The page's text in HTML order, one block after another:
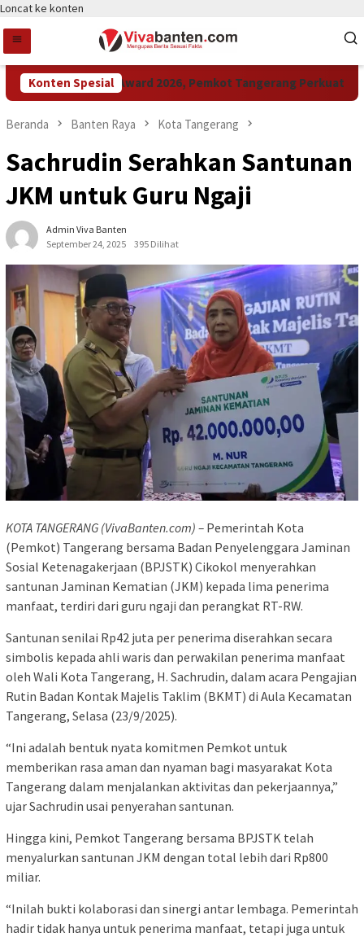
Loncat ke konten
Konten Spesial
Raih LPM Award 2026, Pemkot Tangerang Perkuat
Beranda Banten Raya Kota Tangerang
Sachrudin Serahkan Santunan
JKM untuk Guru Ngaji
Admin Viva Banten
September 24, 2025
395 Dilihat
KOTA TANGERANG (VivaBanten.com) – Pemerintah Kota
(Pemkot) Tangerang bersama Badan Penyelenggara Jaminan
Sosial Ketenagakerjaan (BPJSTK) Cikokol menyerahkan
santunan Jaminan Kematian (JKM) kepada lima penerima
manfaat, terdiri dari guru ngaji dan perangkat RT-RW.
Santunan senilai Rp42 juta per penerima diserahkan secara
simbolis kepada ahli waris dan perwakilan penerima manfaat
oleh Wali Kota Tangerang, H. Sachrudin, dalam acara Pengajian
Rutin Badan Kontak Majelis Taklim (BKMT) di Aula Kecamatan
Tangerang, Selasa (23/9/2025).
“Ini adalah bentuk nyata komitmen Pemkot untuk
memberikan rasa aman dan nyaman bagi masyarakat Kota
Tangerang dalam menjalankan aktivitas dan pekerjaannya,”
ujar Sachrudin usai penyerahan santunan.
Hingga kini, Pemkot Tangerang bersama BPJSTK telah
menyalurkan santunan JKM dengan total lebih dari Rp800
miliar.
“Inilah bukti kolaborasi dan sinergi antar lembaga. Pemerintah
hadir tidak hanya untuk penerima manfaat, tetapi juga untuk